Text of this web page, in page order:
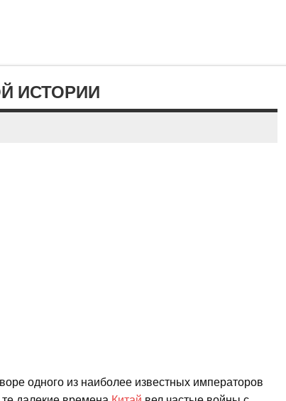
ИСТОРИИ
одного из наиболее известных императоров